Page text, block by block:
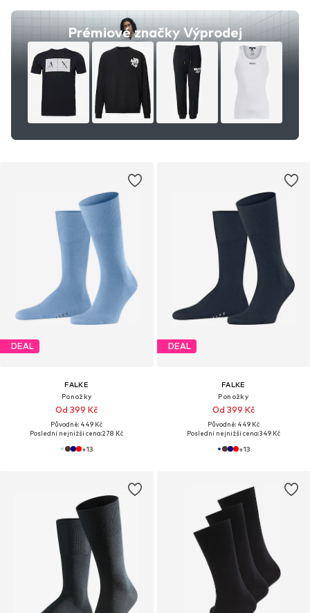
Prémiové značky Výprodej
DEAL
FALKE
Ponožky
Od 399 Kč
Původně: 449 Kč
Poslední nejnižší cena:278 Kč
+13
DEAL
FALKE
Ponožky
Od 399 Kč
Původně: 449 Kč
Poslední nejnižší cena:349 Kč
+13